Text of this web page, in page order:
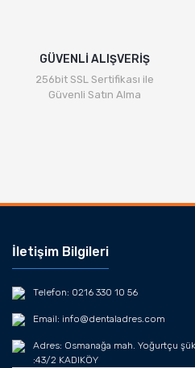
GÜVENLİ ALIŞVERİŞ
256bit SSL Sertifikası ile
Güvenli Satın Alma
İletişim Bilgileri
Telefon: 0216 330 10 56
Email: info@dentaladres.com
Adres: Osmanağa mah. Yoğurtçu
:43/2 KADIKÖY